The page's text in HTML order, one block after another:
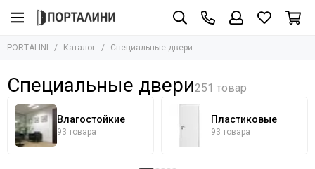
Специальные двери
Пластиковые
Финские
Офисные
С четвертью
PORTALINI Каталог Специальные двери
Специальные двери
Влагостойкие
93 товара
Пластиковые
93 товара